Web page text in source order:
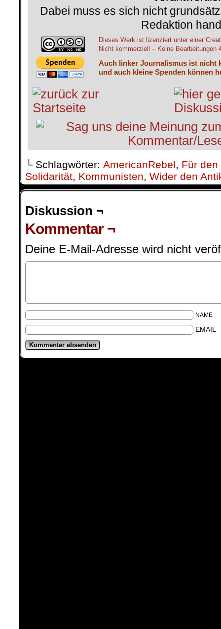
Dabei muss es sich nicht
Redaktion
Dieses Werk ist lizenziert unter einer
Nicht kommerziell – Keine Bearbeitungen
Auch linker Journalismus ist nicht
und auch kleine Spenden können
└ Schlagwörter: AmericanRebel, Für
Solidarität, Kommunisten, Wider den
Diskussion ¬
Kommentar ¬
Deine E-Mail-Adresse wird nicht
NAME
EMAIL